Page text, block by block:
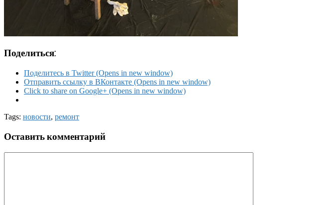
Поделиться:
Поделитесь в Twitter (Opens in new window)
Отправить ссылку в ВКонтакте (Opens in new window)
Click to share on Google+ (Opens in new window)
Tags: новости, ремонт
Оставить комментарий